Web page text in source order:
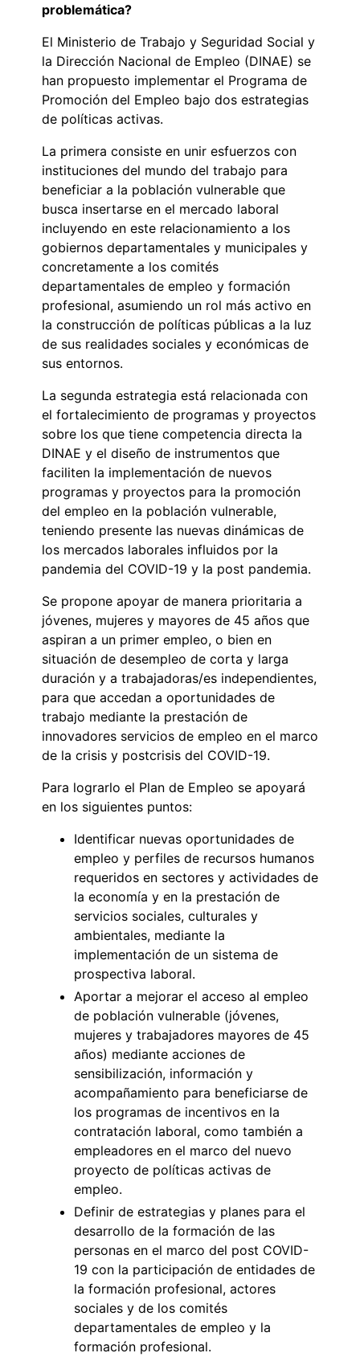
problemática?
El Ministerio de Trabajo y Seguridad Social y
la Dirección Nacional de Empleo (DINAE) se
han propuesto implementar el Programa de
Promoción del Empleo bajo dos estrategias
de políticas activas.
La primera consiste en unir esfuerzos con
instituciones del mundo del trabajo para
beneficiar a la población vulnerable que
busca insertarse en el mercado laboral
incluyendo en este relacionamiento a los
gobiernos departamentales y municipales y
concretamente a los comités
departamentales de empleo y formación
profesional, asumiendo un rol más activo en
la construcción de políticas públicas a la luz
de sus realidades sociales y económicas de
sus entornos.
La segunda estrategia está relacionada con
el fortalecimiento de programas y proyectos
sobre los que tiene competencia directa la
DINAE y el diseño de instrumentos que
faciliten la implementación de nuevos
programas y proyectos para la promoción
del empleo en la población vulnerable,
teniendo presente las nuevas dinámicas de
los mercados laborales influidos por la
pandemia del COVID-19 y la post pandemia.
Se propone apoyar de manera prioritaria a
jóvenes, mujeres y mayores de 45 años que
aspiran a un primer empleo, o bien en
situación de desempleo de corta y larga
duración y a trabajadoras/es independientes,
para que accedan a oportunidades de
trabajo mediante la prestación de
innovadores servicios de empleo en el marco
de la crisis y postcrisis del COVID-19.
Para lograrlo el Plan de Empleo se apoyará
en los siguientes puntos:
Identificar nuevas oportunidades de
empleo y perfiles de recursos humanos
requeridos en sectores y actividades de
la economía y en la prestación de
servicios sociales, culturales y
ambientales, mediante la
implementación de un sistema de
prospectiva laboral.
Aportar a mejorar el acceso al empleo
de población vulnerable (jóvenes,
mujeres y trabajadores mayores de 45
años) mediante acciones de
sensibilización, información y
acompañamiento para beneficiarse de
los programas de incentivos en la
contratación laboral, como también a
empleadores en el marco del nuevo
proyecto de políticas activas de
empleo.
Definir de estrategias y planes para el
desarrollo de la formación de las
personas en el marco del post COVID-
19 con la participación de entidades de
la formación profesional, actores
sociales y de los comités
departamentales de empleo y la
formación profesional.